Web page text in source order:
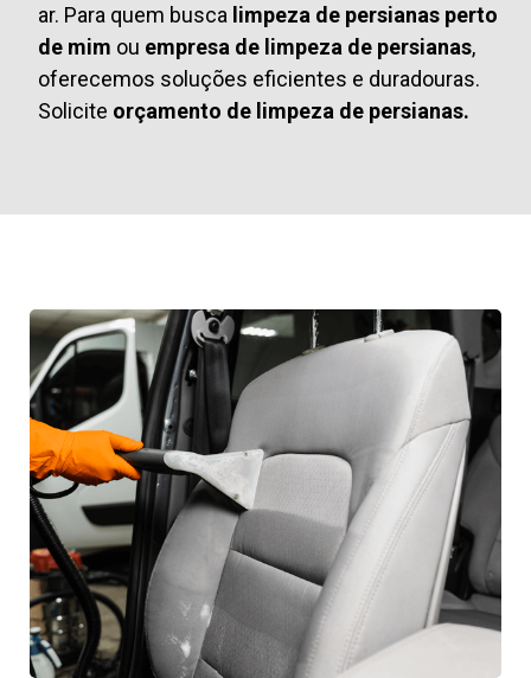
ar. Para quem busca limpeza de persianas perto
de mim ou empresa de limpeza de persianas,
oferecemos soluções eficientes e duradouras.
Solicite orçamento de limpeza de persianas.